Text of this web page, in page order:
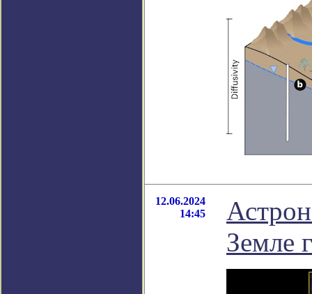
12.06.2024
14:45
Земле